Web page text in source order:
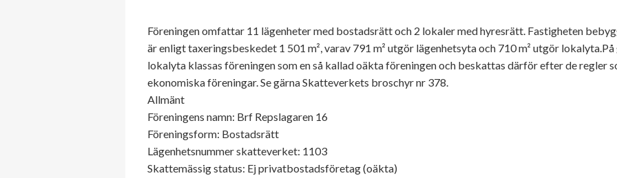
Föreningen omfattar 11 lägenheter med bostadsrätt och 2 lokaler med hyresrätt. Fastigheten
är enligt taxeringsbeskedet 1 501 m², varav 791 m² utgör lägenhetsyta och 710 m² utgör
lokalyta klassas föreningen som en så kallad oäkta föreningen och beskattas därför efter de regler
ekonomiska föreningar. Se gärna Skatteverkets broschyr nr 378.
Allmänt
Föreningens namn: Brf Repslagaren 16
Föreningsform: Bostadsrätt
Lägenhetsnummer skatteverket: 1103
Skattemässig status: Ej privatbostadsföretag (oäkta)